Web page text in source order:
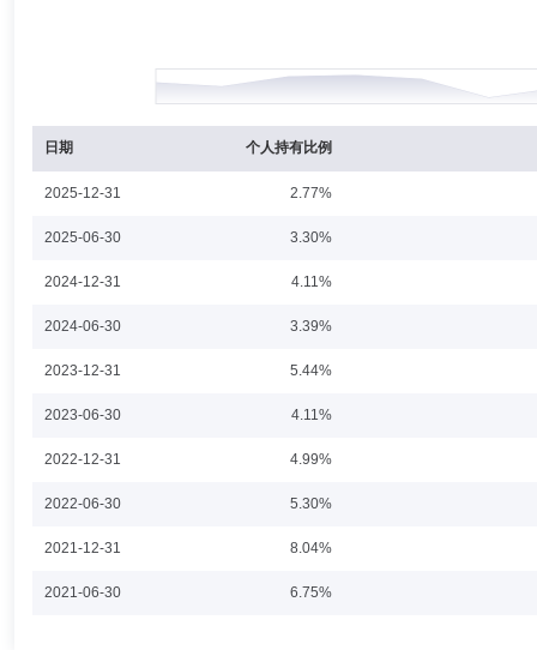
日期 个人持有比例
2025-12-31 2.77%
2025-06-30 3.30%
2024-12-31 4.11%
2024-06-30 3.39%
2023-12-31 5.44%
2023-06-30 4.11%
2022-12-31 4.99%
2022-06-30 5.30%
2021-12-31 8.04%
2021-06-30 6.75%